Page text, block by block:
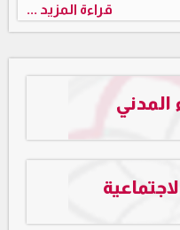
قراءة المزيد ...
المدني